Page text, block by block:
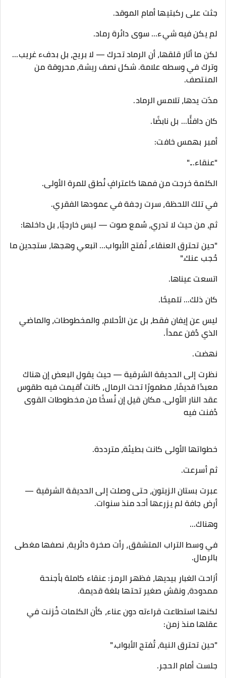
جثت على ركبتيها أمام الموقد.
لم يكن فيه شيء... سوى دائرة رماد.
لكن ما أثار قلقها، أن الرماد تحرك — لا بريح، بل بدفء غريب...
وترك في وسطه علامة. شكل نصف ريشة، محروقة من
المنتصف.
مدّت يدها، تلامس الرماد.
كان دافئًا... بل نابضًا.
أمبر بهمس خافت:
"عنقاء..."
الكلمة خرجت من فمها كاعترافٍ نُطق للمرة الأولى.
في تلك اللحظة، سرت رجفة في عمودها الفقري.
ثم، من حيث لا تدري، سُمع صوت — ليس خارجيًا، بل داخلها:
"حين تحترق العنقاء، تُفتح الأبواب... اتبعي وهجها، ستجدين ما
حُجب عنك."
اتسعت عيناها.
كان ذلك... تلميحًا.
ليس عن إيفان فقط، بل عن الأحلام، والمخطوطات، والماضي
الذي دُفن عمداً.
نهضت.
نظرت إلى الحديقة الشرقية — حيث يقول البعض إن هناك
معبدًا قديمًا، مطمورًا تحت الرمال، كانت ٱقيمت فيه طقوس
عقد النار الأولى. مكان قيل إن نُسخًا من مخطوطات القوى
دُفنت فيه
خطواتها الأولى كانت بطيئة، مترددة.
ثم أسرعت.
عبرت بستان الزيتون، حتى وصلت إلى الحديقة الشرقية —
أرض جافة لم يزرعها أحد منذ سنوات.
وهناك...
في وسط التراب المتشقق، رأت صخرة دائرية، نصفها مغطى
بالرمال.
أزاحت الغبار بيديها، فظهر الرمز: عنقاء كاملة بأجنحة
ممدودة، ونقش صغير تحتها بلغة قديمة.
لكنها استطاعت قراءته دون عناء، كأن الكلمات خُزنت في
عقلها منذ زمن:
"حين تحترق النية، تُفتح الأبواب."
جلست أمام الحجر.